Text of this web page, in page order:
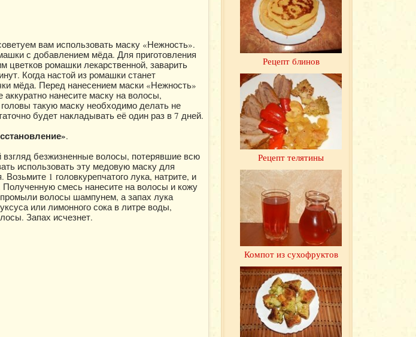
вам использовать маску «Нежность».
с добавлением мёда. Для приготовления
цветков ромашки лекарственной, заварить
Когда настой из ромашки станет
мёда. Перед нанесением маски «Нежность»
нанесите маску на волосы,
такую маску необходимо делать не
будет накладывать её один раз в 7 дней.
.
безжизненные волосы, потерявшие всю
использовать эту медовую маску для
1 головкурепчатого лука, натрите, и
смесь нанесите на волосы и кожу
волосы шампунем, а запах лука
или лимонного сока в литре воды,
Запах исчезнет.
Рецепт блинов
Рецепт телятины
Компот из сухофруктов